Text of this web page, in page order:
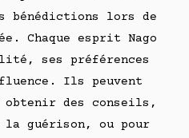
bénédictions lors de
Chaque esprit Nago
ses préférences
Ils peuvent
des conseils,
guérison, ou pour